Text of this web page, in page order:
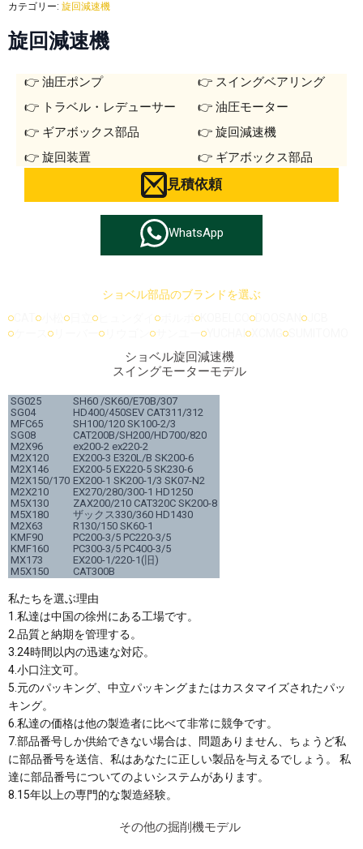
カテゴリー: 旋回減速機
旋回減速機
油圧ポンプ
トラベル・レデューサー
ギアボックス部品
旋回装置
スイングベアリング
油圧モーター
旋回減速機
ギアボックス部品
見積依頼
WhatsApp
ショベル部品のブランドを選ぶ
ショベル旋回減速機
スイングモーターモデル
SG025
SH60 /SK60/E70B/307
SG04
HD400/450SEV CAT311/312
MFC65
SH100/120 SK100-2/3
SG08
CAT200B/SH200/HD700/820
M2X96
ex200-2 ex220-2
M2X120
EX200-3 E320L/B SK200-6
M2X146
EX200-5 EX220-5 SK230-6
M2X150/170 EX200-1 SK200-1/3 SK07-N2
M2X210
EX270/280/300-1 HD1250
M5X130
ZAX200/210 CAT320C SK200-8
M5X180
ザックス330/360 HD1430
M2X63
R130/150 SK60-1
KMF90
PC200-3/5 PC220-3/5
KMF160
PC300-3/5 PC400-3/5
MX173
EX200-1/220-1(旧)
M5X150
CAT300B
私たちを選ぶ理由
1.私達は中国の徐州にある工場です。
2.品質と納期を管理する。
3.24時間以内の迅速な対応。
4.小口注文可。
5.元のパッキング、中立パッキングまたはカスタマイズされたパッ
キング。
6.私達の価格は他の製造者に比べて非常に競争です。
7.部品番号しか供給できない場合は、問題ありません、ちょうど私
に部品番号を送信、私はあなたに正しい製品を与えるでしょう。 私
達に部品番号についてのよいシステムがあります。
8.15年以上の専門的な製造経験。
その他の掘削機モデル